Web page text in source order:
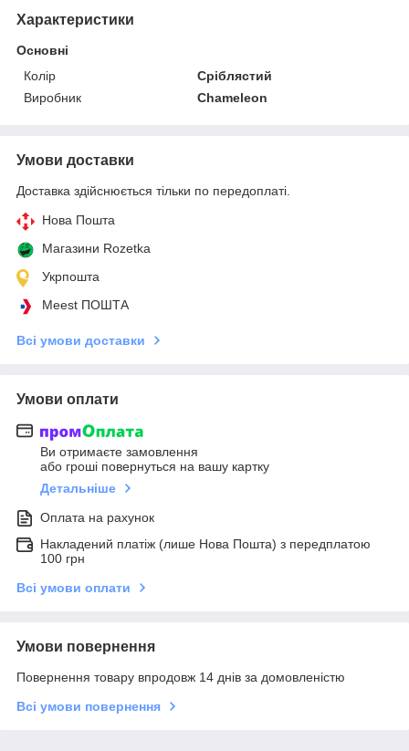
Характеристики
Основні
Колір
Сріблястий
Виробник
Chameleon
Умови доставки
Доставка здійснюється тільки по передоплаті.
Нова Пошта
Магазини Rozetka
Укрпошта
Meest ПОШТА
Всі умови доставки
Умови оплати
Ви отримаєте замовлення
або гроші повернуться на вашу картку
Детальніше
Оплата на рахунок
Накладений платіж (лише Нова Пошта) з передплатою
100 грн
Всі умови оплати
Умови повернення
Повернення товару впродовж 14 днів за домовленістю
Всі умови повернення